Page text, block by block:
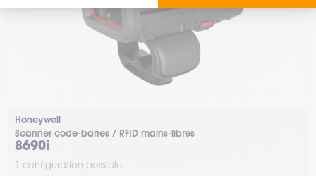
Honeywell
Scanner code-barres / RFID mains-libres
8690i
1 configuration possible.